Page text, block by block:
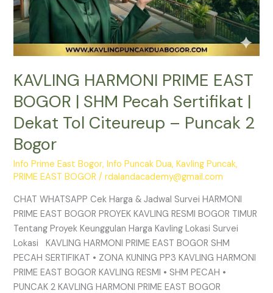
KAVLING HARMONI PRIME EAST
BOGOR | SHM Pecah Sertifikat |
Dekat Tol Citeureup – Puncak 2
Bogor
Info Prime East Bogor,Info Puncak Dua,Kavling Puncak,
PRIME EAST BOGOR /rdalandacademy@gmail.com
CHAT WHATSAPP Cek Harga & Jadwal Survei HARMONI
PRIME EAST BOGOR PROYEK KAVLING RESMI BOGOR TIMUR
Tentang Proyek Keunggulan Harga Kavling Lokasi Survei
Lokasi KAVLING HARMONI PRIME EAST BOGOR SHM
PECAH SERTIFIKAT • ZONA KUNING PP3 KAVLING HARMONI
PRIME EAST BOGOR KAVLING RESMI • SHM PECAH •
PUNCAK 2 KAVLING HARMONI PRIME EAST BOGOR
–
Puncak
2